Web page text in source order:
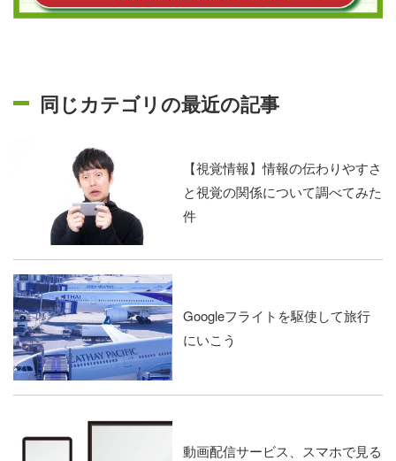
同じカテゴリの最近の記事
【視覚情報】情報の伝わりやすさ
と視覚の関係について調べてみた
件
Googleフライトを駆使して旅行
にいこう
動画配信サービス、スマホで見る